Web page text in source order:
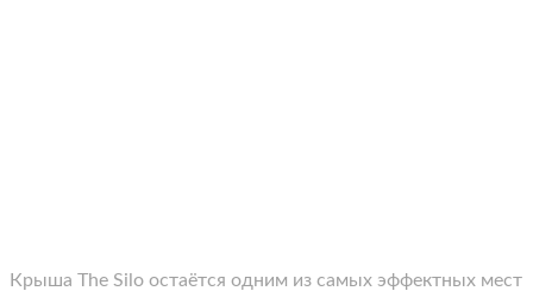
Крыша The Silo остаётся одним из самых эффектных мест